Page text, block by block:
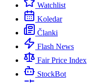
Watchlist
Koledar
Članki
Flash News
Fair Price Index
StockBot